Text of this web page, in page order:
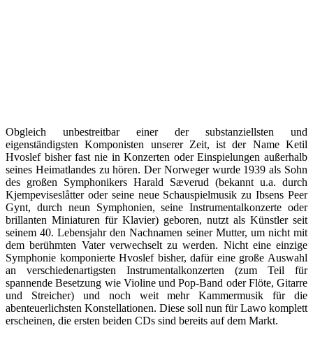
Obgleich unbestreitbar einer der substanziellsten und
eigenständigsten Komponisten unserer Zeit, ist der Name Ketil
Hvoslef bisher fast nie in Konzerten oder Einspielungen außerhalb
seines Heimatlandes zu hören. Der Norweger wurde 1939 als Sohn
des großen Symphonikers Harald Sæverud (bekannt u.a. durch
Kjempeviseslåtter oder seine neue Schauspielmusik zu Ibsens Peer
Gynt, durch neun Symphonien, seine Instrumentalkonzerte oder
brillanten Miniaturen für Klavier) geboren, nutzt als Künstler seit
seinem 40. Lebensjahr den Nachnamen seiner Mutter, um nicht mit
dem berühmten Vater verwechselt zu werden. Nicht eine einzige
Symphonie komponierte Hvoslef bisher, dafür eine große Auswahl
an verschiedenartigsten Instrumentalkonzerten (zum Teil für
spannende Besetzung wie Violine und Pop-Band oder Flöte, Gitarre
und Streicher) und noch weit mehr Kammermusik für die
abenteuerlichsten Konstellationen. Diese soll nun für Lawo komplett
erscheinen, die ersten beiden CDs sind bereits auf dem Markt.